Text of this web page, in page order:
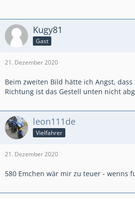
Kugy81
Gast
21. Dezember 2020
Beim zweiten Bild hätte ich Angst,
Richtung ist das Gestell unten nicht
leon111de
Vielfahrer
21. Dezember 2020
580 Emchen wär mir zu teuer - wenns